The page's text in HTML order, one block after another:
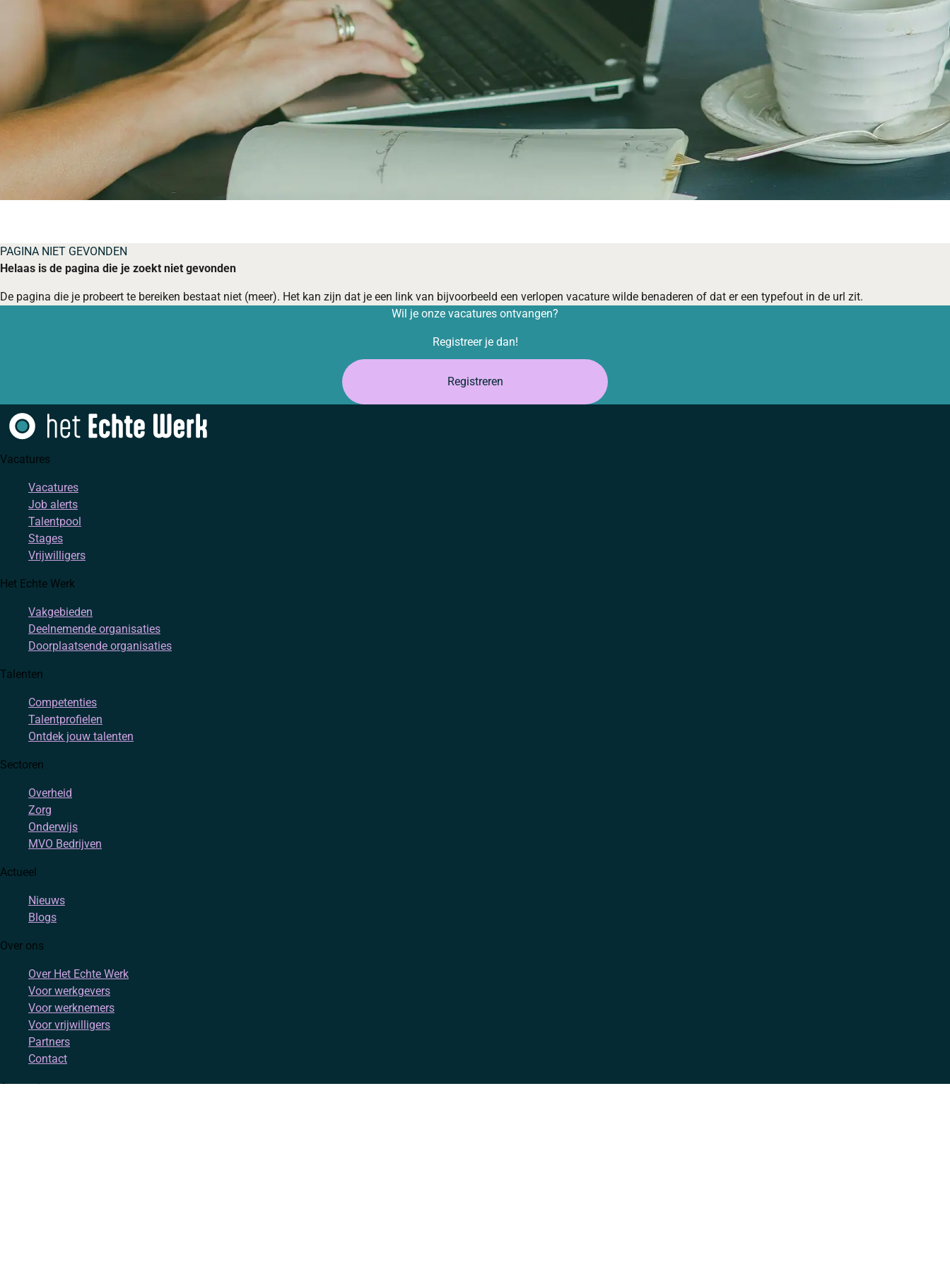
PAGINA NIET GEVONDEN
Helaas is de pagina die je zoekt niet gevonden
De pagina die je probeert te bereiken bestaat niet (meer). Het kan zijn dat je een link van bijvoorbeeld een verlopen vacature wilde benaderen of dat er een typefout in de url zit.
Wil je onze vacatures ontvangen?
Registreer je dan!
Registreren
Vacatures
Vacatures
Job alerts
Talentpool
Stages
Vrijwilligers
Het Echte Werk
Vakgebieden
Deelnemende organisaties
Doorplaatsende organisaties
Talenten
Competenties
Talentprofielen
Ontdek jouw talenten
Sectoren
Overheid
Zorg
Onderwijs
MVO Bedrijven
Actueel
Nieuws
Blogs
Over ons
Over Het Echte Werk
Voor werkgevers
Voor werknemers
Voor vrijwilligers
Partners
Contact
Account